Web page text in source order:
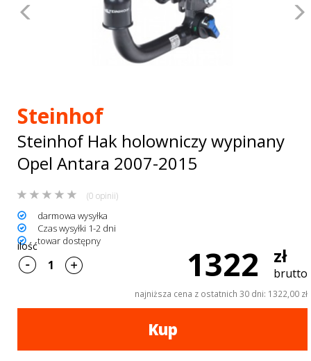
BOXY
AKCESORIA
Turystyka
Przyczepy
samochodowe
Poprzednie
Steinhof
Steinhof Hak holowniczy wypinany
Opel Antara 2007-2015
(0 opinii)
darmowa wysyłka
Czas wysyłki 1-2 dni
towar dostępny
1322 zł
brutto
najniższa cena z ostatnich 30 dni: 1322,00 zł
ilość
Kup